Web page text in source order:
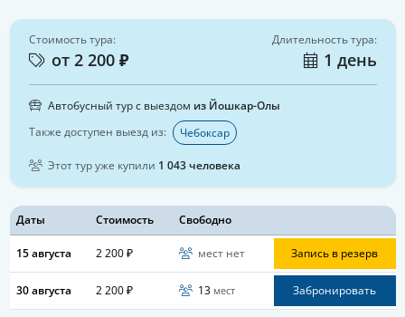
Даты Стоимость Свободно
15 августа 2 200 ₽ мест нет Запись в резерв
30 августа 2 200 ₽ 13 мест Забронировать
Стоимость тура:
от 2 200 ₽
Длительность тура:
1 день
Автобусный тур с выездом из Йошкар-Олы
Также доступен выезд из:
Чебоксар
Этот тур уже купили 1 043 человека